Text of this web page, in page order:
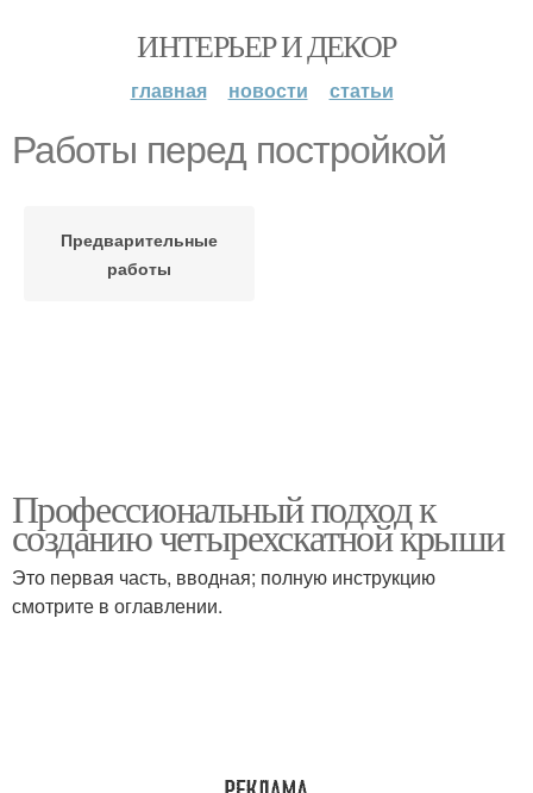
ИНТЕРЬЕР И ДЕКОР
главная новости статьи
Работы перед постройкой
Предварительные
работы
Профессиональный подход к
созданию четырехскатной крыши
Это первая часть, вводная; полную инструкцию
смотрите в оглавлении.